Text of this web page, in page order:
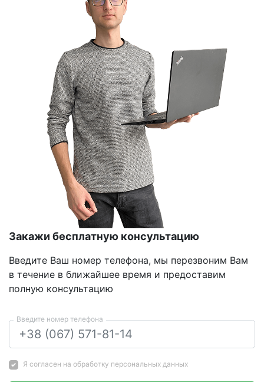
Закажи бесплатную консультацию
Введите Ваш номер телефона, мы перезвоним Вам
в течение в ближайшее время и предоставим
полную консультацию
Введите номер телефона
Я согласен на обработку персональных данных